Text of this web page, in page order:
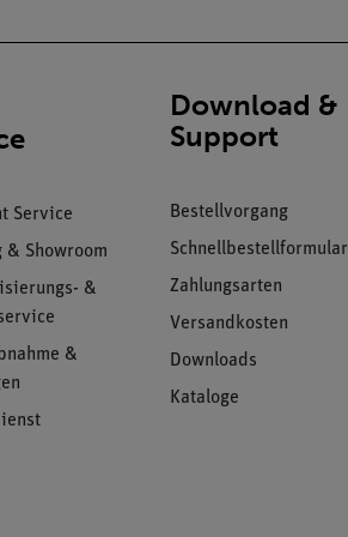
Service
& Showroom
&
&
Download &
Support
Bestellvorgang
Schnellbestellformular
Zahlungsarten
Versandkosten
Downloads
Kataloge